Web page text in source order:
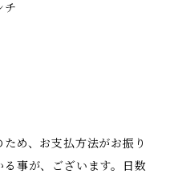
チ
め、お支払方法がお振り
事が、ございます。日数